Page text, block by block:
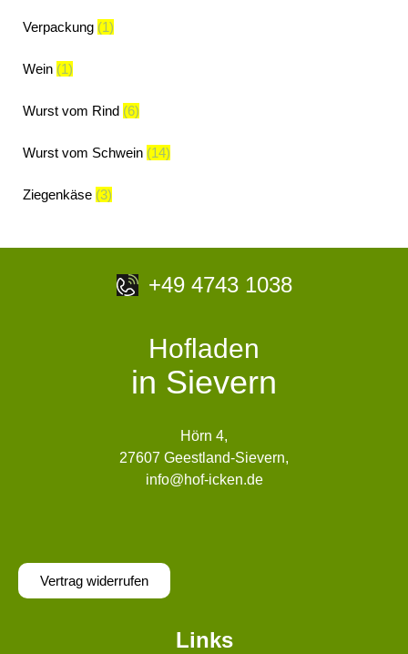
Verpackung (1)
Wein (1)
Wurst vom Rind (6)
Wurst vom Schwein (14)
Ziegenkäse (3)
+49 4743 1038
Hofladen
in Sievern
Hörn 4,
27607 Geestland-Sievern,
info@hof-icken.de
Vertrag widerrufen
Links